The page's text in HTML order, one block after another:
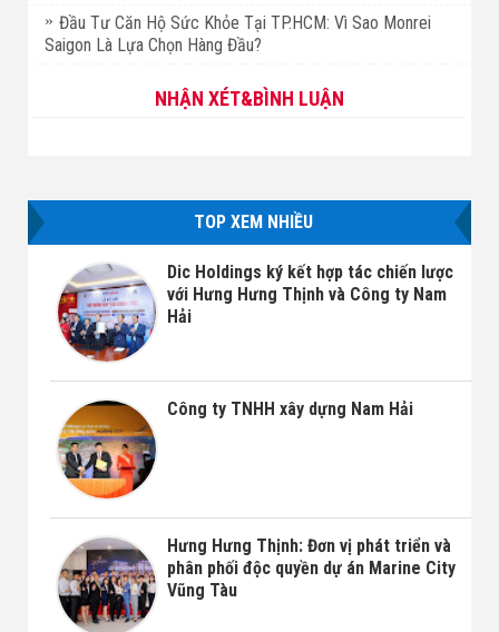
Đầu Tư Căn Hộ Sức Khỏe Tại TP.HCM: Vì Sao Monrei
Saigon Là Lựa Chọn Hàng Đầu?
NHẬN XÉT&BÌNH LUẬN
TOP XEM NHIỀU
Dic Holdings ký kết hợp tác chiến lược
với Hưng Hưng Thịnh và Công ty Nam
Hải
Công ty TNHH xây dựng Nam Hải
Hưng Hưng Thịnh: Đơn vị phát triển và
phân phối độc quyền dự án Marine City
Vũng Tàu